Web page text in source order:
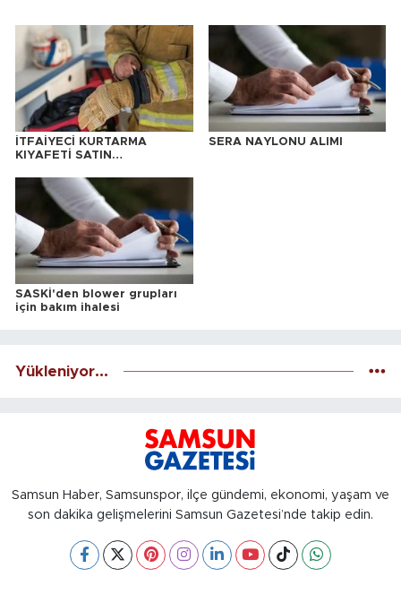
İTFAİYECİ KURTARMA
KIYAFETİ SATIN
SERA NAYLONU ALIMI
SASKİ'den blower grupları
için bakım ihalesi
Yükleniyor...
Samsun Haber, Samsunspor, ilçe gündemi, ekonomi, yaşam ve
son dakika gelişmelerini Samsun Gazetesi’nde takip edin.